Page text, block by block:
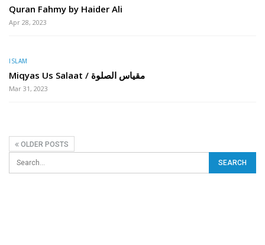
Quran Fahmy by Haider Ali
Apr 28, 2023
ISLAM
Miqyas Us Salaat / مقیاس الصلوة
Mar 31, 2023
OLDER POSTS